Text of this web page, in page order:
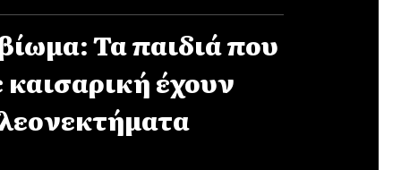
Τα παιδιά που
έχουν